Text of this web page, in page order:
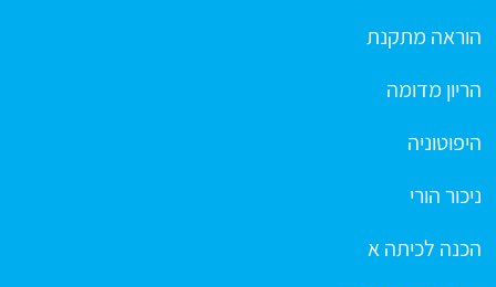
הוראה מתקנת
הריון מדומה
היפוטוניה
ניכור הורי
הכנה לכיתה א